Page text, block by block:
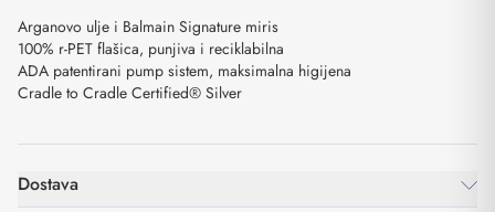
Arganovo ulje i Balmain Signature miris
100% r-PET flašica, punjiva i reciklabilna
ADA patentirani pump sistem, maksimalna higijena
Cradle to Cradle Certified® Silver
Dostava